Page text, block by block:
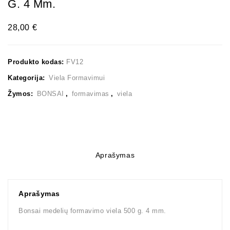
G. 4 Mm.
28,00 €
Produkto kodas: FV12
Kategorija: Viela Formavimui
Žymos: BONSAI , formavimas , viela
Aprašymas
Aprašymas
Bonsai medelių formavimo viela 500 g. 4 mm.